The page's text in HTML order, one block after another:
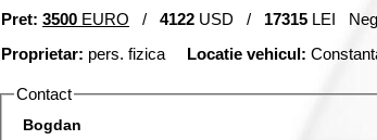
Pret: 3500 EURO / 4122 USD / 17315 LEI
Proprietar: pers. fizica Locatie vehicul:
Contact
Bogdan